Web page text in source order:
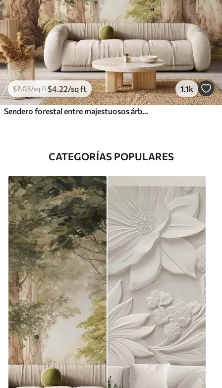
$7.03/sq ft$4 .22/sq ft 1.1k
CATEGORÍAS POPULARES